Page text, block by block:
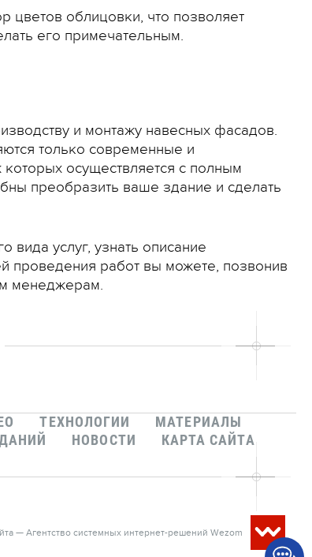
цветов облицовки, что позволяет
его примечательным.
и монтажу навесных фасадов.
только современные и
осуществляется с полным
преобразить ваше здание и сделать
вида услуг, узнать описание
проведения работ вы можете, позвонив
менеджерам.
ТЕХНОЛОГИИ
МАТЕРИАЛЫ
НОВОСТИ
КАРТА САЙТА
— Агентство системных интернет-решений Wezom